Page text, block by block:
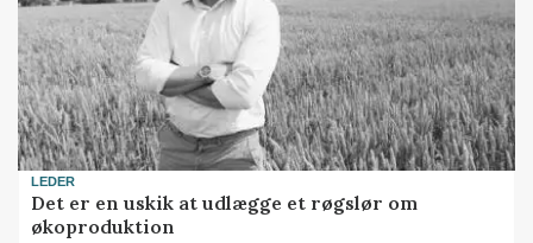
LEDER
Det er en uskik at udlægge et røgslør om
økoproduktion